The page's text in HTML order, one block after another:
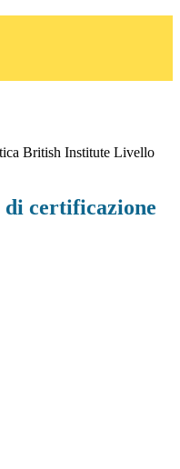
British Institute Livello
di certificazione